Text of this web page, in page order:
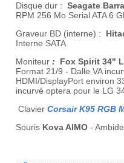
Disque dur : Seagate
RPM 256 Mo Serial ATA 6
Graveur BD (interne) :
Interne SATA
Moniteur : Fox Spirit 34"
Format 21/9 - Dalle VA
HDMI/DisplayPort environ
incurvé optera pour le LG
Clavier Corsair K95 RGB
Souris Kova AIMO -